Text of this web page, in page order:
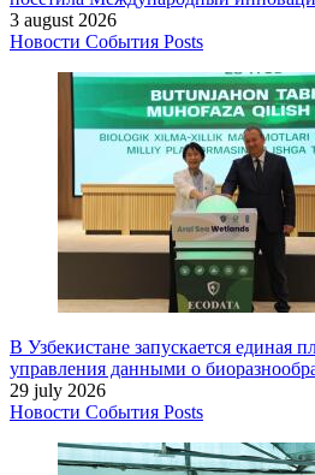
3 august 2026
Новости События Posts
В Узбекистане запускается единая
управления данными о
29 july 2026
Новости События Posts